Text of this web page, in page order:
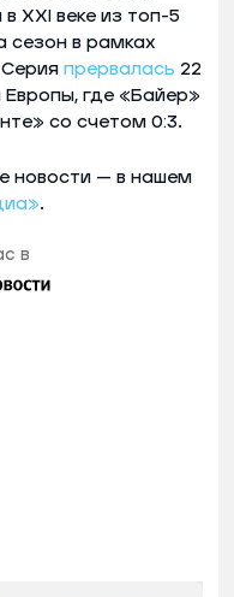
XXI веке из топ-5
сезон в рамках
прервалась 22
где «Байер»
со счетом 0:3.
новости — в нашем
.
в